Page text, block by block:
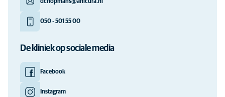
dchopmans@anicura.nl
050 - 501 55 00
De kliniek op sociale media
Facebook
Instagram